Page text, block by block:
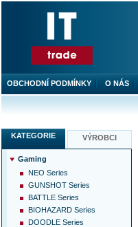
KATEGORIE VÝROBCI
Gaming
NEO Series
GUNSHOT Series
BATTLE Series
BIOHAZARD Series
DOODLE Series
OBCHODNÍ PODMÍNKY O NÁS